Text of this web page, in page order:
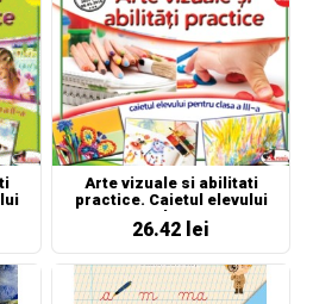
Arte vizuale si abilitati
practice. Caietul elevului
pentru clasa a III-a
26.42 lei